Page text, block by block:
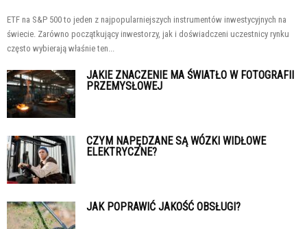
ETF na S&P 500 to jeden z najpopularniejszych instrumentów inwestycyjnych na
świecie. Zarówno początkujący inwestorzy, jak i doświadczeni uczestnicy rynku
często wybierają właśnie ten...
JAKIE ZNACZENIE MA ŚWIATŁO W FOTOGRAFII
PRZEMYSŁOWEJ
CZYM NAPĘDZANE SĄ WÓZKI WIDŁOWE
ELEKTRYCZNE?
JAK POPRAWIĆ JAKOŚĆ OBSŁUGI?